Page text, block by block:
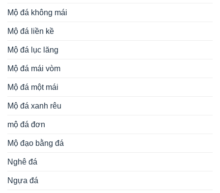
Mộ đá không mái
Mộ đá liền kề
Mộ đá lục lăng
Mộ đá mái vòm
Mộ đá một mái
Mộ đá xanh rêu
mộ đá đơn
Mộ đạo bằng đá
Nghê đá
Ngựa đá